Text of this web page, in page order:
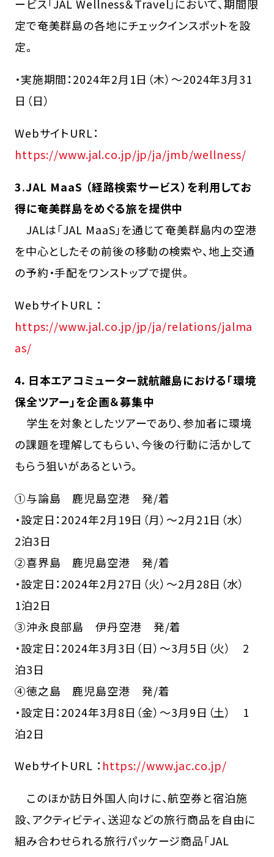
ービス「JAL Wellness＆Travel」において、期間限
定で奄美群島の各地にチェックインスポットを設
定。
・実施期間：2024年2月1日（木）～2024年3月31
日（日）
WebサイトURL：
https://www.jal.co.jp/jp/ja/jmb/wellness/
3.JAL MaaS （経路検索サービス）を利用してお
得に奄美群島をめぐる旅を提供中
JALは「JAL MaaS」を通じて奄美群島内の空港
を中心としたその前後の移動の検索や、地上交通
の予約・手配をワンストップで提供。
WebサイトURL ：
https://www.jal.co.jp/jp/ja/relations/jalma
as/
4．日本エアコミューター就航離島における「環境
保全ツアー」を企画＆募集中
学生を対象としたツアーであり、参加者に環境
の課題を理解してもらい、今後の行動に活かして
もらう狙いがあるという。
①与論島 鹿児島空港 発/着
・設定日：2024年2月19日（月）～2月21日（水）
2泊3日
②喜界島 鹿児島空港 発/着
・設定日：2024年2月27日（火）～2月28日（水）
1泊2日
③沖永良部島 伊丹空港 発/着
・設定日：2024年3月3日（日）～3月5日（火） 2
泊3日
④徳之島 鹿児島空港 発/着
・設定日：2024年3月8日（金）～3月9日（土） 1
泊2日
WebサイトURL ： https://www.jac.co.jp/
このほか訪日外国人向けに、航空券と宿泊施
設、アクティビティ、送迎などの旅行商品を自由に
組み合わせられる旅行パッケージ商品「JAL